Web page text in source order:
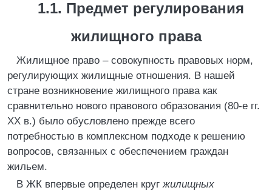
1.1. Предмет регулирования
жилищного права
Жилищное право – совокупность правовых норм,
регулирующих жилищные отношения. В нашей
стране возникновение жилищного права как
сравнительно нового правового образования (80-е гг.
XX в.) было обусловлено прежде всего
потребностью в комплексном подходе к решению
вопросов, связанных с обеспечением граждан
жильем.
В ЖК впервые определен кругжилищных